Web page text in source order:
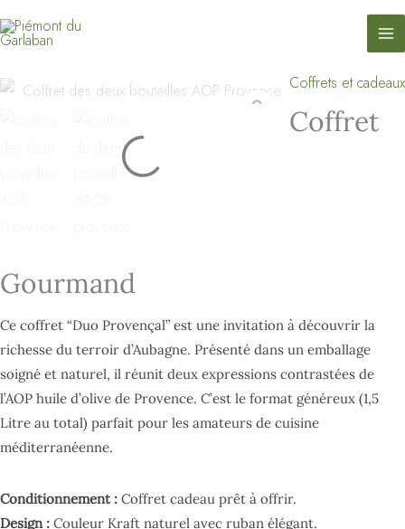
principal
au
Coffrets et cadeaux
Coffret
Gourmand
Ce coffret “Duo Provençal” est une invitation à découvrir la
richesse du terroir d’Aubagne. Présenté dans un emballage
soigné et naturel, il réunit deux expressions contrastées de
l’AOP huile d’olive de Provence. C’est le format généreux (1,5
Litre au total) parfait pour les amateurs de cuisine
méditerranéenne.
Conditionnement : Coffret cadeau prêt à offrir.
Design : Couleur Kraft naturel avec ruban élégant.
quantité
Gourmand